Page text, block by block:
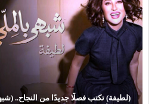
(لطيفة) تكتب فصلًا جديدًا من النجاح..